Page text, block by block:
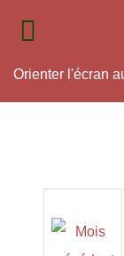
Orienter l'écran